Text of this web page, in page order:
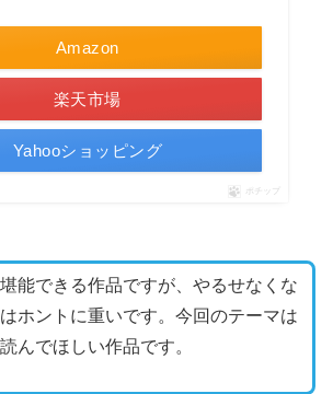
Amazon
楽天市場
Yahooショッピング
ポチップ
能できる作品ですが、やるせなくな
ホントに重いです。今回のテーマは
んでほしい作品です。